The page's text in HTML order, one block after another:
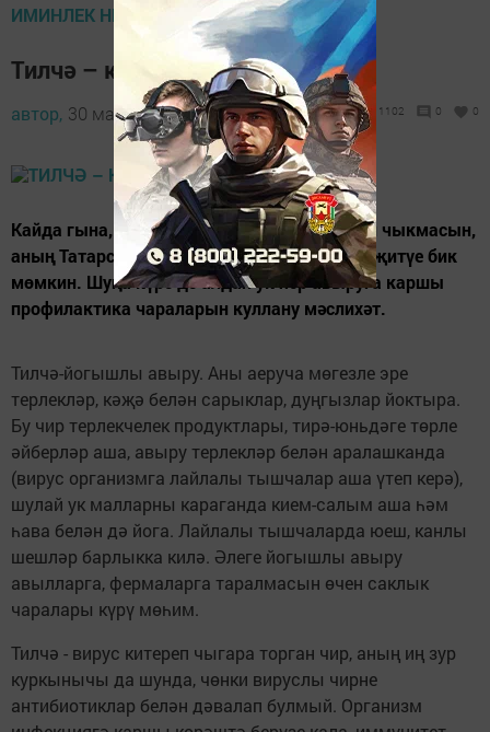
ИМИНЛЕК НИГЕЗЛӘРЕ
Тилчә – куркыныч авыру
автор, 30 май 2013 - 10:48 1102 0 0
Кайда гына, нинди генә йогышлы чир килеп чыкмасын,
аның Татарстанга һәм районыбызга килеп җитүе бик
мөмкин. Шуңа күрә дә алдан ук һәр авыруга каршы
профилактика чараларын куллану мәслихәт.
Тилчә-йогышлы авыру. Аны аеруча мөгезле эре
терлекләр, кәҗә белән сарыклар, дуңгызлар йоктыра.
Бу чир терлекчелек продуктлары, тирә-юньдәге төрле
әйберләр аша, авыру терлекләр белән аралашканда
(вирус организмга лайлалы тышчалар аша үтеп керә),
шулай ук малларны караганда кием-салым аша һәм
һава белән дә йога. Лайлалы тышчаларда юеш, канлы
шешләр барлыкка килә. Әлеге йогышлы авыру
авылларга, фермаларга таралмасын өчен саклык
чаралары күрү мөһим.
Тилчә - вирус китереп чыгара торган чир, аның иң зур
куркынычы да шунда, чөнки вируслы чирне
антибиотиклар белән дәвалап булмый. Организм